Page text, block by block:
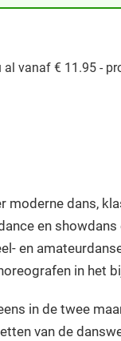
al vanaf € 11.95 -
moderne dans,
en
en
in het
in de twee
van de